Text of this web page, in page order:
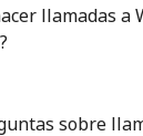
llamadas a
sobre